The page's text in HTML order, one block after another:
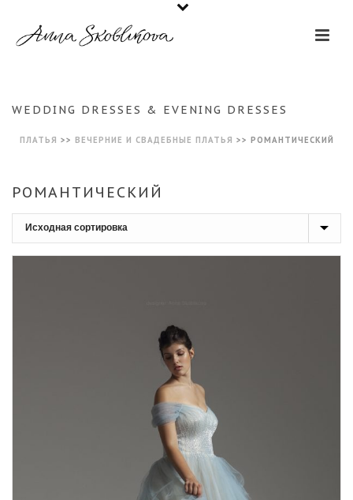
WEDDING DRESSES & EVENING DRESSES
ПЛАТЬЯ >> ВЕЧЕРНИЕ И СВАДЕБНЫЕ ПЛАТЬЯ >> РОМАНТИЧЕСКИЙ
РОМАНТИЧЕСКИЙ